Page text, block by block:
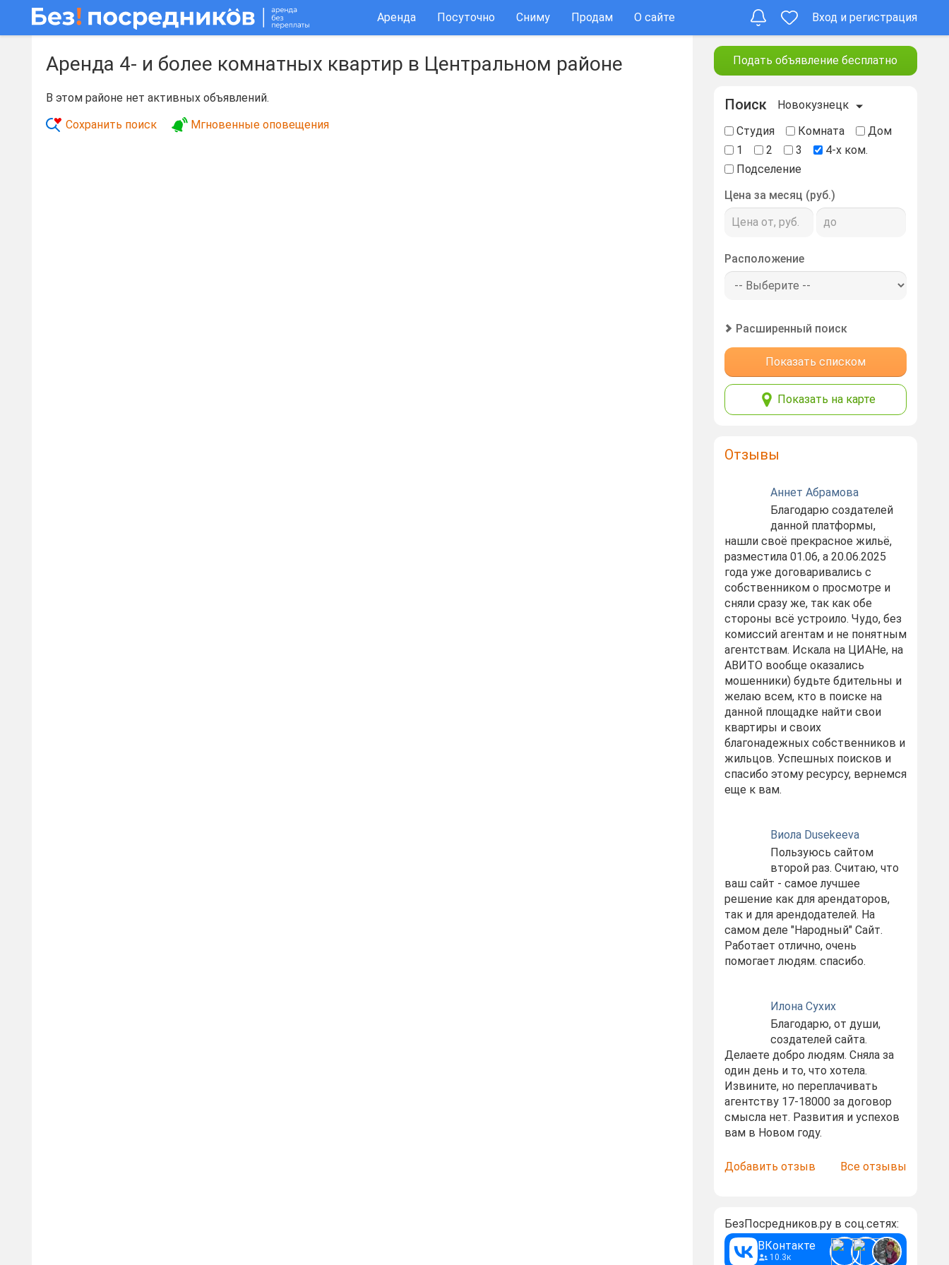
Аренда Посуточно Сниму Продам О сайте Вход и регистрация
Аренда 4- и более комнатных квартир в Центральном районе
В этом районе нет активных объявлений.
Сохранить поиск
Мгновенные оповещения
Подать объявление бесплатно
Поиск
Новокузнецк
Студия
Комната
Дом
1
2 3
4-х ком.
Подселение
Цена за месяц (руб.)
Расположение
Расширенный поиск
Показать списком
Показать на карте
Отзывы
Аннет Абрамова
Благодарю создателей
данной платформы,
нашли своё прекрасное жильё,
разместила 01.06, а 20.06.2025
года уже договаривались с
собственником о просмотре и
сняли сразу же, так как обе
стороны всё устроило. Чудо, без
комиссий агентам и не понятным
агентствам. Искала на ЦИАНе, на
АВИТО вообще оказались
мошенники) будьте бдительны и
желаю всем, кто в поиске на
данной площадке найти свои
квартиры и своих
благонадежных собственников и
жильцов. Успешных поисков и
спасибо этому ресурсу, вернемся
еще к вам.
Виола Dusekeeva
Пользуюсь сайтом
второй раз. Считаю, что
ваш сайт - самое лучшее
решение как для арендаторов,
так и для арендодателей. На
самом деле "Народный" Сайт.
Работает отлично, очень
помогает людям. спасибо.
Илона Сухих
Благодарю, от души,
создателей сайта.
Делаете добро людям. Сняла за
один день и то, что хотела.
Извините, но переплачивать
агентству 17-18000 за договор
смысла нет. Развития и успехов
вам в Новом году.
Добавить отзыв Все отзывы
БезПосредников.ру в соц.сетях:
ВКонтакте
10.3к